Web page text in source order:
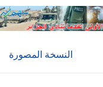
النسخة المصورة